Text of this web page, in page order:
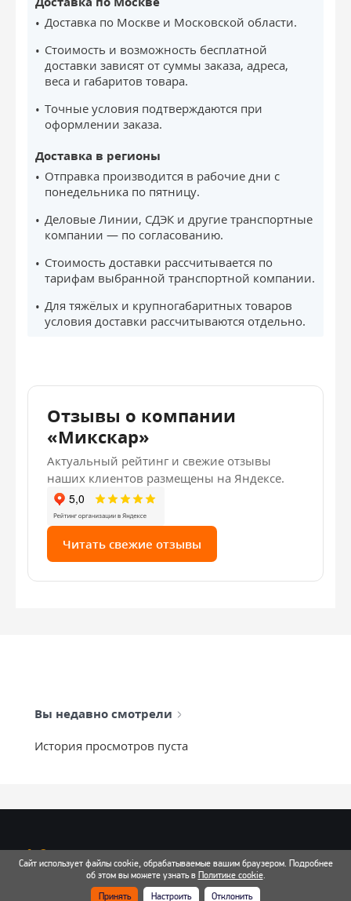
Доставка по Москве и Московской области.
Стоимость и возможность бесплатной
доставки зависят от суммы заказа, адреса,
веса и габаритов товара.
Точные условия подтверждаются при
оформлении заказа.
Доставка в регионы
Отправка производится в рабочие дни с
понедельника по пятницу.
Деловые Линии, СДЭК и другие транспортные
компании — по согласованию.
Стоимость доставки рассчитывается по
тарифам выбранной транспортной компании.
Для тяжёлых и крупногабаритных товаров
условия доставки рассчитываются отдельно.
Отзывы о компании
«Микскар»
Актуальный рейтинг и свежие отзывы
наших клиентов размещены на Яндексе.
Читать свежие отзывы
Вы недавно смотрели
История просмотров пуста
info@mixtcar.ru
Почта для связи
Сайт использует файлы cookie, обрабатываемые вашим браузером. Подробнее
об этом вы можете узнать в Политике cookie.
Принять
Настроить Отклонить